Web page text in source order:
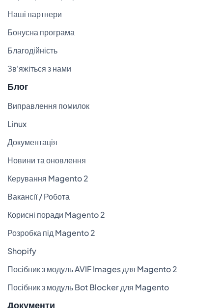
Наші партнери
Бонусна програма
Благодійність
Зв'яжіться з нами
Блог
Виправлення помилок
Linux
Документація
Новини та оновлення
Керування Magento 2
Вакансії / Робота
Корисні поради Magento 2
Розробка під Magento 2
Shopify
Посібник з модуль AVIF Images для Magento 2
Посібник з модуль Bot Blocker для Magento
Документи